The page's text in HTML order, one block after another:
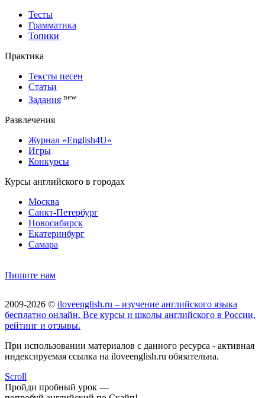
Тесты
Грамматика
Топики
Практика
Тексты песен
Статьи
Задания new
Развлечения
Журнал «English4U»
Игры
Конкурсы
Курсы английского в городах
Москва
Санкт-Петербург
Новосибирск
Екатеринбург
Самара
Пишите нам
2009-2026 © iloveenglish.ru – изучение английского языка
бесплатно онлайн. Все курсы и школы английского в России,
рейтинг и отзывы.
При использовании материалов с данного ресурса - активная
индексируемая ссылка на iloveenglish.ru обязательна.
Scroll
Пройди пробный урок —